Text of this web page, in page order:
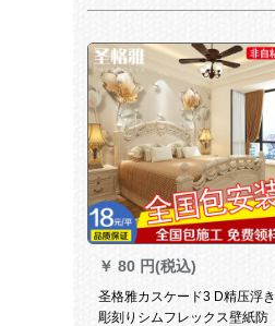
01不織布35元/平方
￥ 80 円(税込)
圣格雅カスケード3 D精压浮き
彫刻りシムフレックス壁紙防